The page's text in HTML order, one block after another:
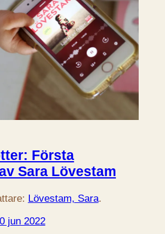
Första
Sara Lövestam
Lövestam, Sara.
jun 2022